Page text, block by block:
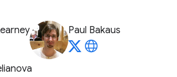
Paul Bakaus